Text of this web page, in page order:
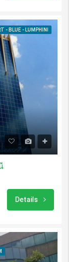
- BLUE - LUMPHINI
Details